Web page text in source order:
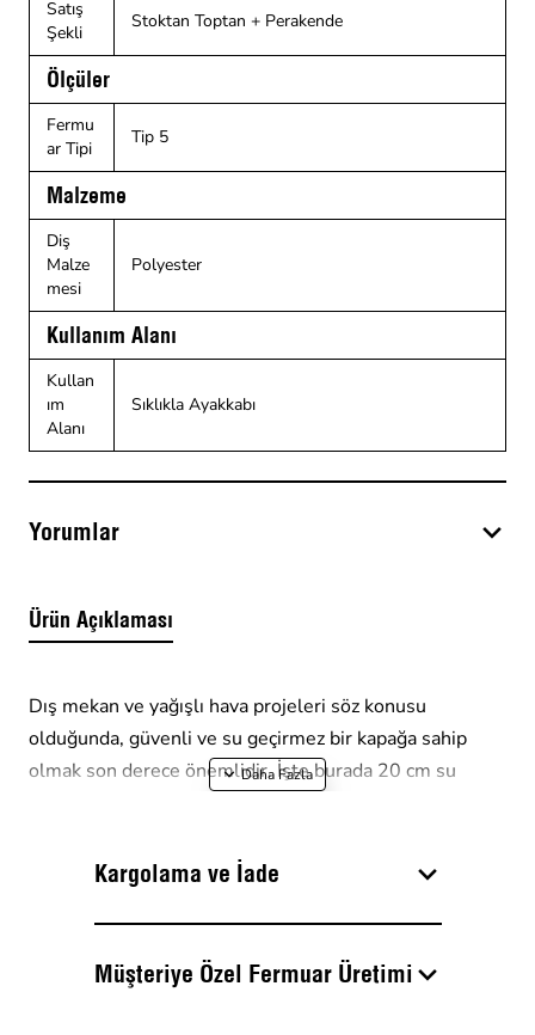
Satış
Şekli
Stoktan Toptan + Perakende
Ölçüler
Fermu
ar Tipi
Tip 5
Malzeme
Diş
Malze
mesi
Polyester
Kullanım Alanı
Kullan
ım
Alanı
Sıklıkla Ayakkabı
Yorumlar
Ürün Açıklaması
Dış mekan ve yağışlı hava projeleri söz konusu
olduğunda, güvenli ve su geçirmez bir kapağa sahip
olmak son derece önemlidir. İşte burada 20 cm su
ve en yağışlı koşullarda bile kuru kalmalarını sağlamak
sağlamakla kalmaz, aynı zamanda onları bir sonraki
Kargolama ve İade
Müşteriye Özel Fermuar Üretimi